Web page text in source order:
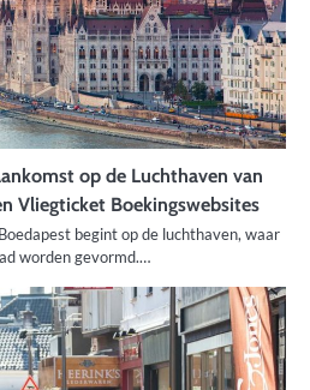
op de Luchthaven van
Vliegticket Boekingswebsites
begint op de luchthaven, waar
worden gevormd.…